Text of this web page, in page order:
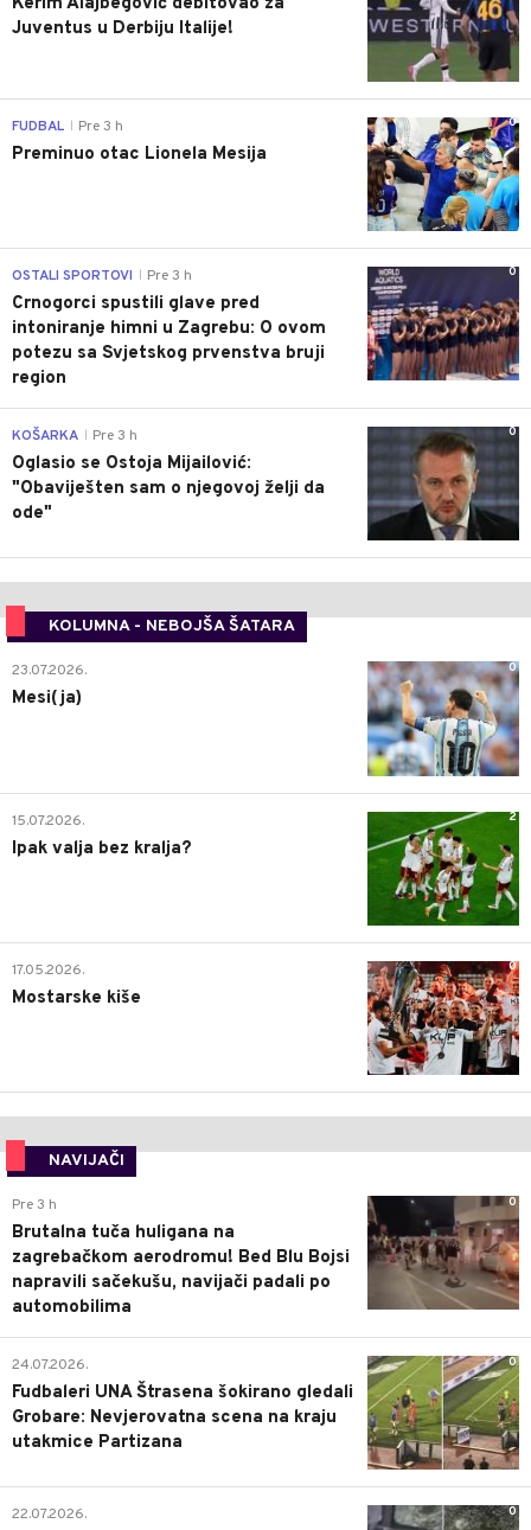
Kerim Alajbegović debitovao za
Juventus u Derbiju Italije!
0
FUDBAL Pre 3 h
Preminuo otac Lionela Mesija
0
OSTALI SPORTOVI Pre 3 h
Crnogorci spustili glave pred
intoniranje himni u Zagrebu: O ovom
potezu sa Svjetskog prvenstva bruji
region
0
KOŠARKA Pre 3 h
Oglasio se Ostoja Mijailović:
"Obaviješten sam o njegovoj želji da
ode"
KOLUMNA - NEBOJŠA ŠATARA
0
23.07.2026.
Mesi(ja)
2
15.07.2026.
Ipak valja bez kralja?
0
17.05.2026.
Mostarske kiše
NAVIJAČI
0
Pre 3 h
Brutalna tuča huligana na
zagrebačkom aerodromu! Bed Blu Bojsi
napravili sačekušu, navijači padali po
automobilima
0
24.07.2026.
Fudbaleri UNA Štrasena šokirano gledali
Grobare: Nevjerovatna scena na kraju
utakmice Partizana
0
22.07.2026.